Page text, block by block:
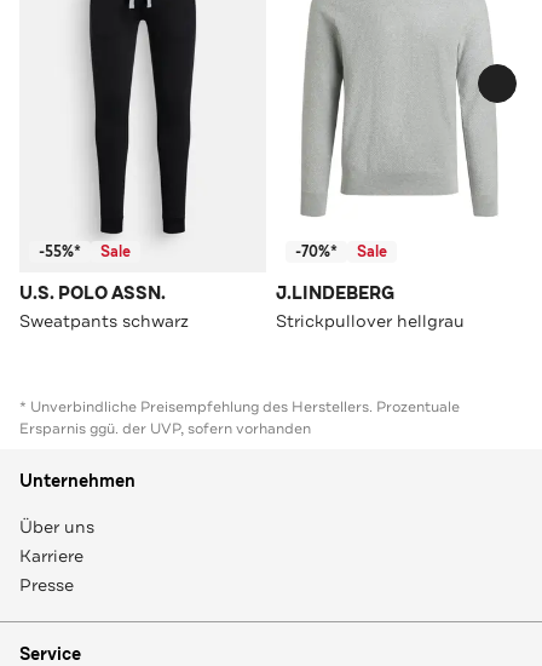
-55%* Sale
U.S. POLO ASSN.
Sweatpants schwarz
-70%* Sale
J.LINDEBERG
Strickpullover hellgrau
* Unverbindliche Preisempfehlung des Herstellers. Prozentuale
Ersparnis ggü. der UVP, sofern vorhanden
Unternehmen
Über uns
Karriere
Presse
Service